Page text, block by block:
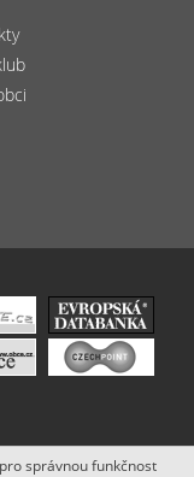
správnou funkčnost